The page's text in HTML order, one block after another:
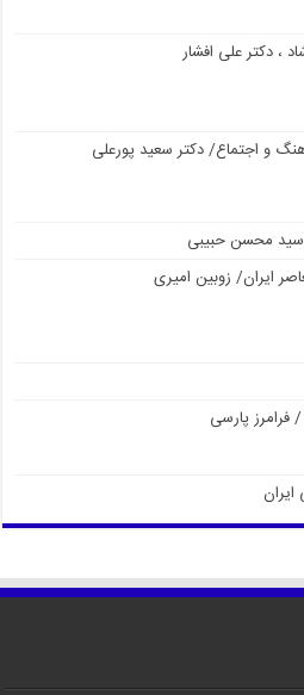
، دکتر علی افشار
و اجتماع/ دکتر سعید پورعلی
سید محسن حبیبی
ایران/ زوبین امیری
فرامرز پارسی